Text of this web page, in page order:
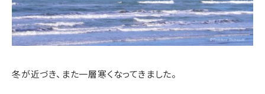
冬が近づき、また一層寒くなってきました。